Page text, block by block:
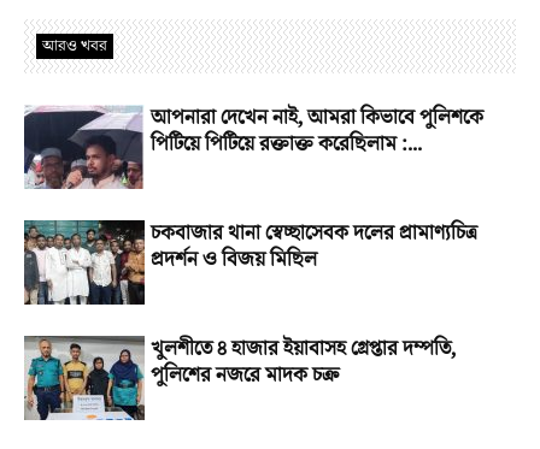
আরও খবর
আপনারা দেখেন নাই, আমরা কিভাবে পুলিশকে
পিটিয়ে পিটিয়ে রক্তাক্ত করেছিলাম :...
চকবাজার থানা স্বেচ্ছাসেবক দলের প্রামাণ্যচিত্র
প্রদর্শন ও বিজয় মিছিল
খুলশীতে ৪ হাজার ইয়াবাসহ গ্রেপ্তার দম্পতি,
পুলিশের নজরে মাদক চক্র